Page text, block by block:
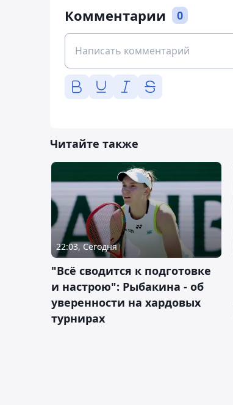
Комментарии 0
Читайте также
22:03, Сегодня
"Всё сводится к подготовке
и настрою": Рыбакина - об
уверенности на хардовых
турнирах